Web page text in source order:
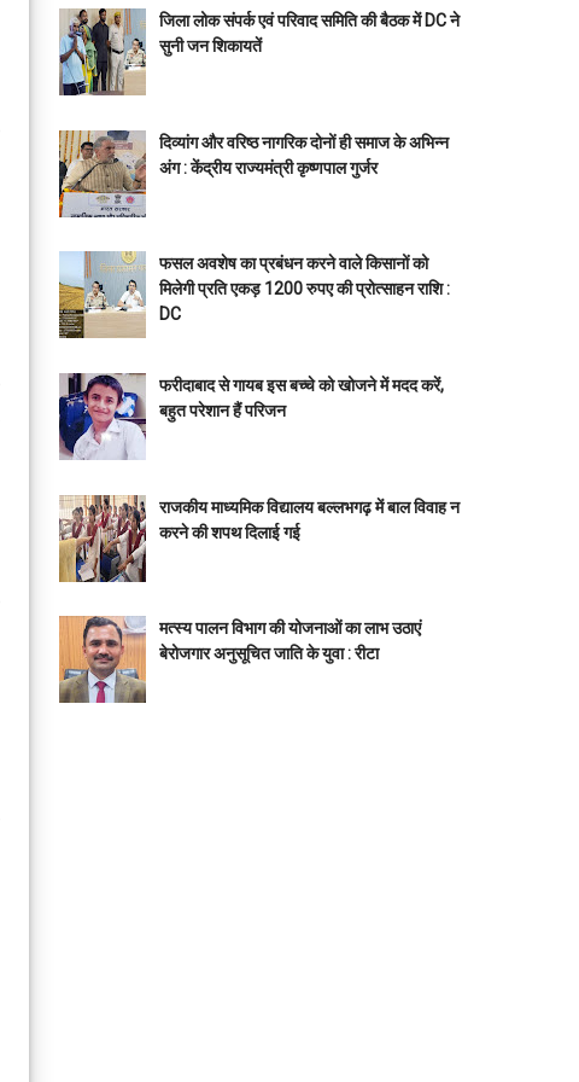
जिला लोक संपर्क एवं परिवाद समिति की बैठक में DC ने
सुनी जन शिकायतें
दिव्यांग और वरिष्ठ नागरिक दोनों ही समाज के अभिन्न
अंग : केंद्रीय राज्यमंत्री कृष्णपाल गुर्जर
फसल अवशेष का प्रबंधन करने वाले किसानों को
मिलेगी प्रति एकड़ 1200 रुपए की प्रोत्साहन राशि :
DC
फरीदाबाद से गायब इस बच्चे को खोजने में मदद करें,
बहुत परेशान हैं परिजन
राजकीय माध्यमिक विद्यालय बल्लभगढ़ में बाल विवाह न
करने की शपथ दिलाई गई
मत्स्य पालन विभाग की योजनाओं का लाभ उठाएं
बेरोजगार अनुसूचित जाति के युवा : रीटा